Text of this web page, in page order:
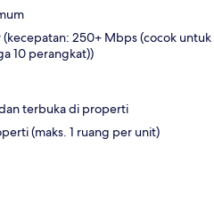
(kecepatan: 250+ Mbps (cocok untuk
10 perangkat))
terbuka di properti
(maks. 1 ruang per unit)